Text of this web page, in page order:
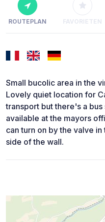
ROUTEPLAN FAVORIETEN
Small bucolic area in the
Lovely quiet location for
transport but there's a
available at the mayors
can turn on by the valve
side of the wall.